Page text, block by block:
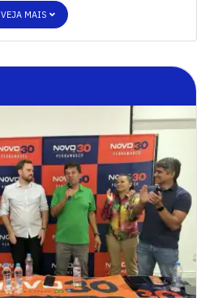
VEJA MAIS